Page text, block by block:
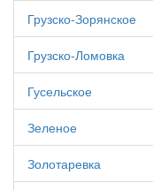
Грузско-Зорянское
Грузско-Ломовка
Гусельское
Зеленое
Золотаревка